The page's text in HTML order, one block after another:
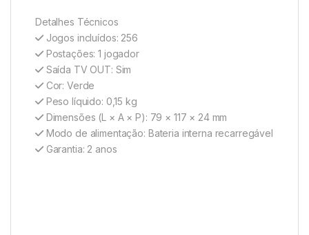
Detalhes Técnicos
Jogos incluídos: 256
Postações: 1 jogador
Saída TV OUT: Sim
Cor: Verde
Peso líquido: 0,15 kg
Dimensões (L × A × P): 79 × 117 × 24 mm
Modo de alimentação: Bateria interna recarregável
Garantia: 2 anos